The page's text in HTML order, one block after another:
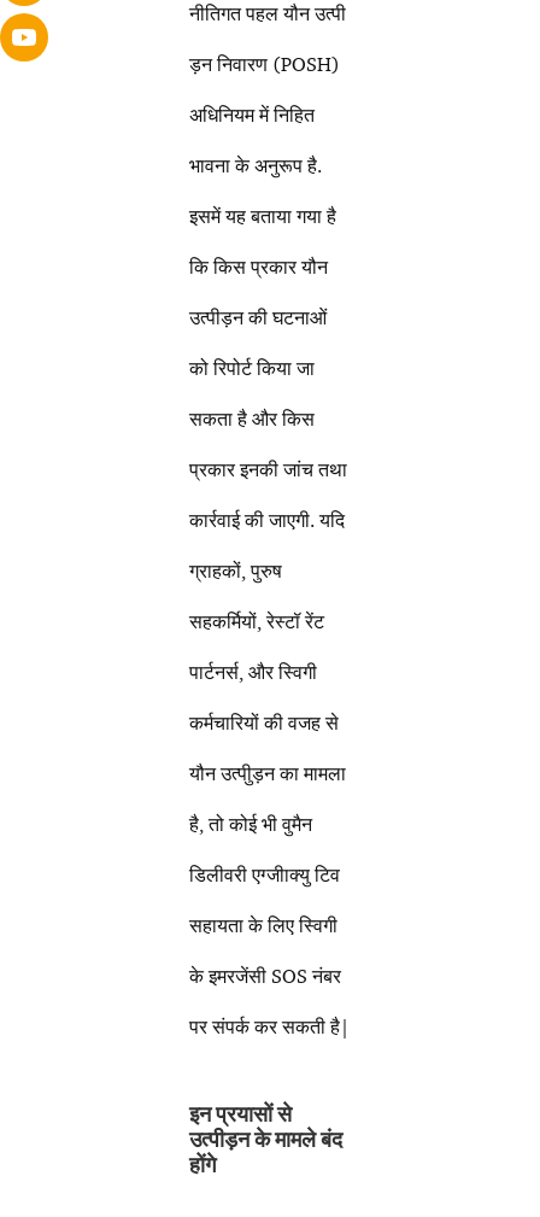
नीतिगत पहल यौन उत्पी
ड़न निवारण (POSH)
अधिनियम में निहित
भावना के अनुरूप है.
इसमें यह बताया गया है
कि किस प्रकार यौन
उत्पीड़न की घटनाओं
को रिपोर्ट किया जा
सकता है और किस
प्रकार इनकी जांच तथा
कार्रवाई की जाएगी. यदि
ग्राहकों, पुरुष
सहकर्मियों, रेस्टॉ रेंट
पार्टनर्स, और स्विगी
कर्मचारियों की वजह से
यौन उत्पीुड़न का मामला
है, तो कोई भी वुमैन
डिलीवरी एग्जीाक्यु टिव
सहायता के लिए स्विगी
के इमरजेंसी SOS नंबर
पर संपर्क कर सकती है|
इन प्रयासों से
उत्पीड़न के मामले बंद
होंगे